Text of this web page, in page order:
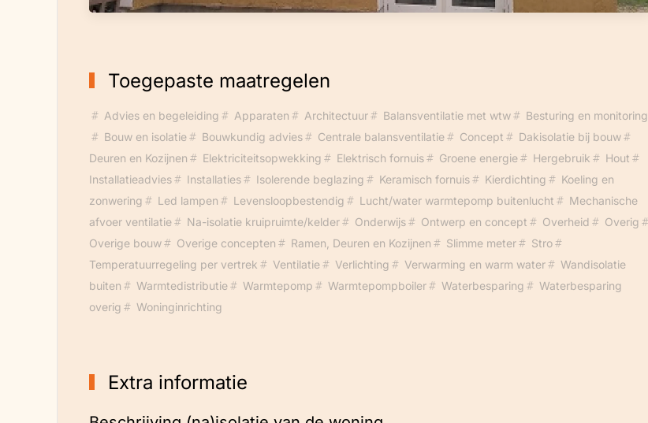
Toegepaste maatregelen
Advies en begeleiding Apparaten Architectuur Balansventilatie met wtw
Besturing en monitoring
Bouw en isolatie
Bouwkundig advies Centrale balansventilatie Concept
Dakisolatie bij bouw
Deuren en Kozijnen
Elektriciteitsopwekking Elektrisch fornuis Groene energie Hergebruik
Hout
Installatieadvies
Installaties Isolerende beglazing Keramisch fornuis Kierdichting
Koeling en
zonwering
Led lampen Levensloopbestendig Lucht/water warmtepomp buitenlucht
Mechanische
afvoer ventilatie
Na-isolatie kruipruimte/kelder Onderwijs Ontwerp en concept Overheid
Overig
Overige bouw
Overige concepten Ramen, Deuren en Kozijnen Slimme meter
Stro
Temperatuurregeling per vertrek
Ventilatie Verlichting Verwarming en warm water
Wandisolatie
buiten
Warmtedistributie Warmtepomp Warmtepompboiler Waterbesparing
Waterbesparing
overig
Woninginrichting
Extra informatie